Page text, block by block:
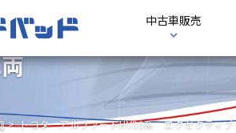
中古車販売
トヨタ アルファードHV30系 エグゼクティ